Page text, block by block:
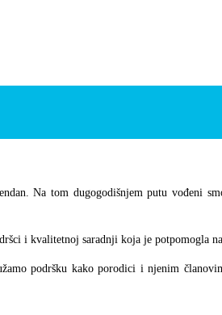
Na tom dugogodišnjem putu vođeni
i kvalitetnoj saradnji koja je potpomogla
podršku kako porodici i njenim